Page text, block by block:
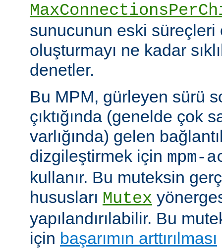
sunucunun eski
oluşturmayı ne kadar
denetler.
Bu MPM, gürleyen sürü
çıktığında (genelde çok
varlığında) gelen
dizgileştirmek için mpm-
kullanır. Bu muteksin
hususları Mutex
yapılandırılabilir. Bu
için başarımın arttırılması